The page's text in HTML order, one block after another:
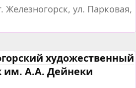
Железногорск, ул. Парковая,
художественный
им. А.А. Дейнеки